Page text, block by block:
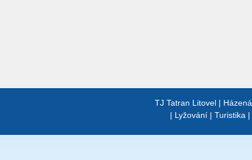
TJ Tatran Litovel | Házená
| Lyžování | Turistika |